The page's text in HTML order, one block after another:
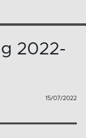
2022-
15/07/2022